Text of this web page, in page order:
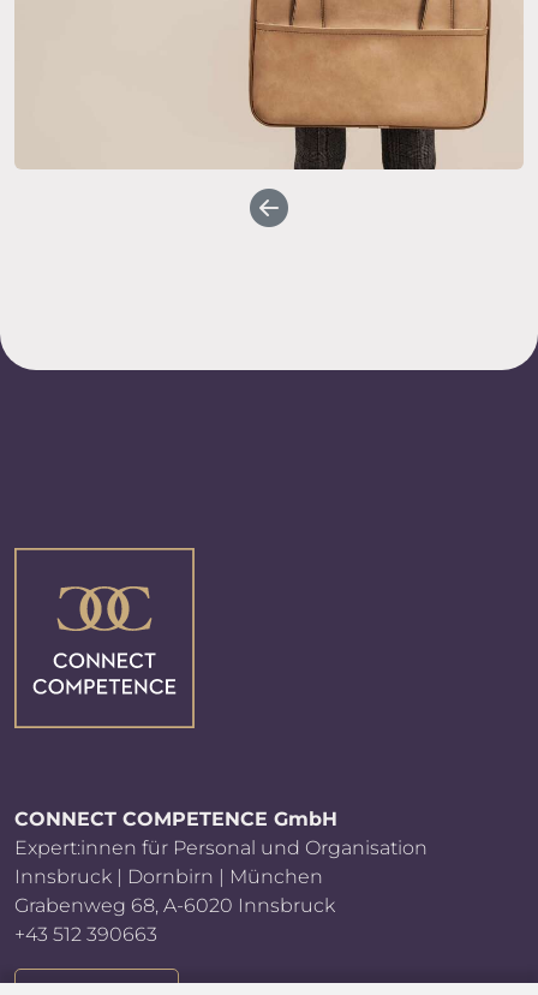
CONNECT COMPETENCE GmbH
Expert:innen für Personal und Organisation
Innsbruck | Dornbirn | München
Grabenweg 68, A-6020 Innsbruck
+43 512 390663